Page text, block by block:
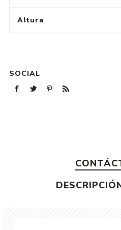
Altura
SOCIAL